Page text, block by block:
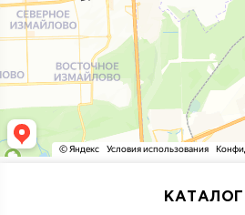
КАТАЛОГ